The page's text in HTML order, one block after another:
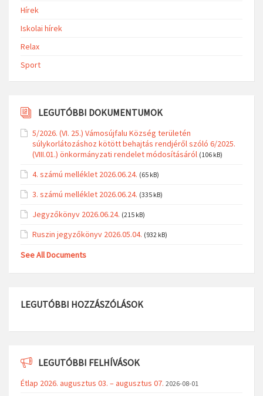
Hírek
Iskolai hírek
Relax
Sport
LEGUTÓBBI DOKUMENTUMOK
5/2026. (VI. 25.) Vámosújfalu Község területén
súlykorlátozáshoz kötött behajtás rendjéről szóló 6/2025.
(VIII.01.) önkormányzati rendelet módosításáról (106 kB)
4. számú melléklet 2026.06.24. (65 kB)
3. számú melléklet 2026.06.24. (335 kB)
Jegyzőkönyv 2026.06.24. (215 kB)
Ruszin jegyzőkönyv 2026.05.04. (932 kB)
See All Documents
LEGUTÓBBI HOZZÁSZÓLÁSOK
LEGUTÓBBI FELHÍVÁSOK
Étlap 2026. augusztus 03. – augusztus 07. 2026-08-01